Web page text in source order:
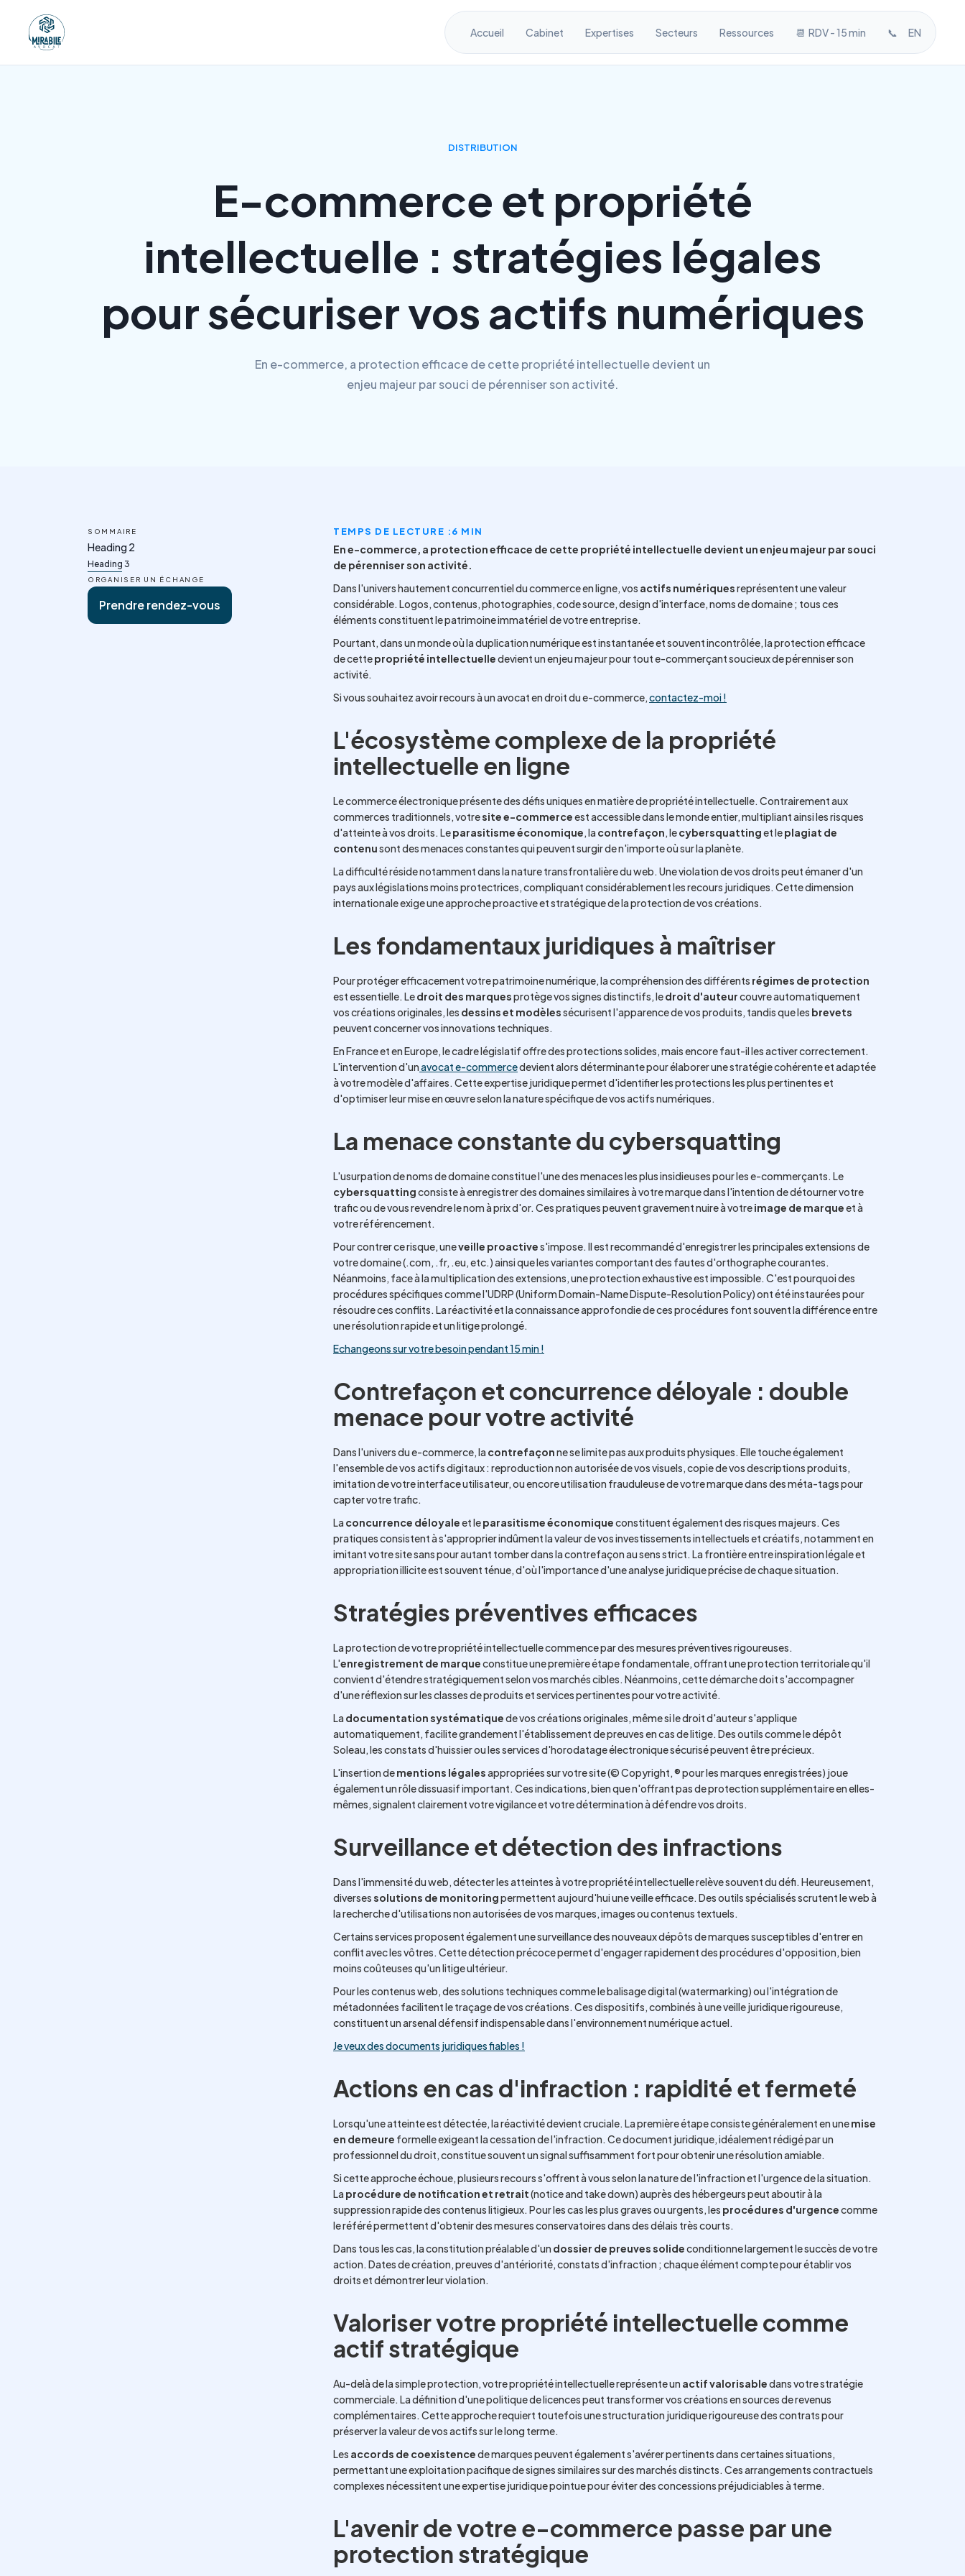
Accueil Cabinet Expertises Secteurs Ressources 📆 RDV - 15 min 📞 EN
DISTRIBUTION
E-commerce et propriété
intellectuelle : stratégies légales
pour sécuriser vos actifs numériques
En e-commerce, a protection efficace de cette propriété intellectuelle devient un
enjeu majeur par souci de pérenniser son activité.
SOMMAIRE
Heading 2
Heading 3
ORGANISER UN ÉCHANGE
Prendre rendez-vous
TEMPS DE LECTURE :6 MIN
En e-commerce, a protection efficace de cette propriété intellectuelle devient un enjeu majeur par souci
de pérenniser son activité.
Dans l'univers hautement concurrentiel du commerce en ligne, vos actifs numériquesreprésentent une valeur
considérable. Logos, contenus, photographies, code source, design d'interface, noms de domaine ; tous ces
éléments constituent le patrimoine immatériel de votre entreprise.
Pourtant, dans un monde où la duplication numérique est instantanée et souvent incontrôlée, la protection efficace
de cettepropriété intellectuelledevient un enjeu majeur pour tout e-commerçant soucieux de pérenniser son
activité.
Si vous souhaitez avoir recours à un avocat en droit du e-commerce,contactez-moi !
L'écosystème complexe de la propriété
intellectuelle en ligne
Le commerce électronique présente des défis uniques en matière de propriété intellectuelle. Contrairement aux
commerces traditionnels, votresite e-commerceest accessible dans le monde entier, multipliant ainsi les risques
d'atteinte à vos droits. Leparasitisme économique, la contrefaçon, lecybersquattinget leplagiat de
contenusont des menaces constantes qui peuvent surgir de n'importe où sur la planète.
La difficulté réside notamment dans la nature transfrontalière du web. Une violation de vos droits peut émaner d'un
pays aux législations moins protectrices, compliquant considérablement les recours juridiques. Cette dimension
internationale exige une approche proactive et stratégique de la protection de vos créations.
Les fondamentaux juridiques à maîtriser
Pour protéger efficacement votre patrimoine numérique, la compréhension des différents régimes de protection
est essentielle. Ledroit des marquesprotège vos signes distinctifs, ledroit d'auteurcouvre automatiquement
vos créations originales, les dessins et modèlessécurisent l'apparence de vos produits, tandis que les brevets
peuvent concerner vos innovations techniques.
En France et en Europe, le cadre législatif offre des protections solides, mais encore faut-il les activer correctement.
L'intervention d'unavocat e-commercedevient alors déterminante pour élaborer une stratégie cohérente et adaptée
à votre modèle d'affaires. Cette expertise juridique permet d'identifier les protections les plus pertinentes et
d'optimiser leur mise en œuvre selon la nature spécifique de vos actifs numériques.
La menace constante du cybersquatting
L'usurpation de noms de domaine constitue l'une des menaces les plus insidieuses pour les e-commerçants. Le
cybersquattingconsiste à enregistrer des domaines similaires à votre marque dans l'intention de détourner votre
trafic ou de vous revendre le nom à prix d'or. Ces pratiques peuvent gravement nuire à votreimage de marqueet à
votre référencement.
Pour contrer ce risque, uneveille proactives'impose. Il est recommandé d'enregistrer les principales extensions de
votre domaine (.com, .fr, .eu, etc.) ainsi que les variantes comportant des fautes d'orthographe courantes.
Néanmoins, face à la multiplication des extensions, une protection exhaustive est impossible. C'est pourquoi des
procédures spécifiques comme l'UDRP (Uniform Domain-Name Dispute-Resolution Policy) ont été instaurées pour
résoudre ces conflits. La réactivité et la connaissance approfondie de ces procédures font souvent la différence entre
une résolution rapide et un litige prolongé.
Echangeons sur votre besoin pendant 15 min !
Contrefaçon et concurrence déloyale : double
menace pour votre activité
Dans l'univers du e-commerce, la contrefaçonne se limite pas aux produits physiques. Elle touche également
l'ensemble de vos actifs digitaux : reproduction non autorisée de vos visuels, copie de vos descriptions produits,
imitation de votre interface utilisateur, ou encore utilisation frauduleuse de votre marque dans des méta-tags pour
capter votre trafic.
La concurrence déloyaleet leparasitisme économiqueconstituent également des risques majeurs. Ces
pratiques consistent à s'approprier indûment la valeur de vos investissements intellectuels et créatifs, notamment en
imitant votre site sans pour autant tomber dans la contrefaçon au sens strict. La frontière entre inspiration légale et
appropriation illicite est souvent ténue, d'où l'importance d'une analyse juridique précise de chaque situation.
Stratégies préventives efficaces
La protection de votre propriété intellectuelle commence par des mesures préventives rigoureuses.
L'enregistrement de marqueconstitue une première étape fondamentale, offrant une protection territoriale qu'il
convient d'étendre stratégiquement selon vos marchés cibles. Néanmoins, cette démarche doit s'accompagner
d'une réflexion sur les classes de produits et services pertinentes pour votre activité.
La documentation systématiquede vos créations originales, même si le droit d'auteur s'applique
automatiquement, facilite grandement l'établissement de preuves en cas de litige. Des outils comme le dépôt
Soleau, les constats d'huissier ou les services d'horodatage électronique sécurisé peuvent être précieux.
L'insertion dementions légalesappropriées sur votre site (© Copyright, ® pour les marques enregistrées) joue
également un rôle dissuasif important. Ces indications, bien que n'offrant pas de protection supplémentaire en elles-
mêmes, signalent clairement votre vigilance et votre détermination à défendre vos droits.
Surveillance et détection des infractions
Dans l'immensité du web, détecter les atteintes à votre propriété intellectuelle relève souvent du défi. Heureusement,
diversessolutions de monitoringpermettent aujourd'hui une veille efficace. Des outils spécialisés scrutent le web à
la recherche d'utilisations non autorisées de vos marques, images ou contenus textuels.
Certains services proposent également une surveillance des nouveaux dépôts de marques susceptibles d'entrer en
conflit avec les vôtres. Cette détection précoce permet d'engager rapidement des procédures d'opposition, bien
moins coûteuses qu'un litige ultérieur.
Pour les contenus web, des solutions techniques comme le balisage digital (watermarking) ou l'intégration de
métadonnées facilitent le traçage de vos créations. Ces dispositifs, combinés à une veille juridique rigoureuse,
constituent un arsenal défensif indispensable dans l'environnement numérique actuel.
Je veux des documents juridiques fiables !
Actions en cas d'infraction : rapidité et fermeté
Lorsqu'une atteinte est détectée, la réactivité devient cruciale. La première étape consiste généralement en unemise
en demeure formelle exigeant la cessation de l'infraction. Ce document juridique, idéalement rédigé par un
professionnel du droit, constitue souvent un signal suffisamment fort pour obtenir une résolution amiable.
Si cette approche échoue, plusieurs recours s'offrent à vous selon la nature de l'infraction et l'urgence de la situation.
La procédure de notification et retrait(notice and take down) auprès des hébergeurs peut aboutir à la
suppression rapide des contenus litigieux. Pour les cas les plus graves ou urgents, les procédures d'urgencecomme
le référé permettent d'obtenir des mesures conservatoires dans des délais très courts.
Dans tous les cas, la constitution préalable d'un dossier de preuves solideconditionne largement le succès de votre
action. Dates de création, preuves d'antériorité, constats d'infraction ; chaque élément compte pour établir vos
droits et démontrer leur violation.
Valoriser votre propriété intellectuelle comme
actif stratégique
Au-delà de la simple protection, votre propriété intellectuelle représente un actif valorisabledans votre stratégie
commerciale. La définition d'une politique de licences peut transformer vos créations en sources de revenus
complémentaires. Cette approche requiert toutefois une structuration juridique rigoureuse des contrats pour
préserver la valeur de vos actifs sur le long terme.
Les accords de coexistencede marques peuvent également s'avérer pertinents dans certaines situations,
permettant une exploitation pacifique de signes similaires sur des marchés distincts. Ces arrangements contractuels
complexes nécessitent une expertise juridique pointue pour éviter des concessions préjudiciables à terme.
L'avenir de votre e-commerce passe par une
protection stratégique